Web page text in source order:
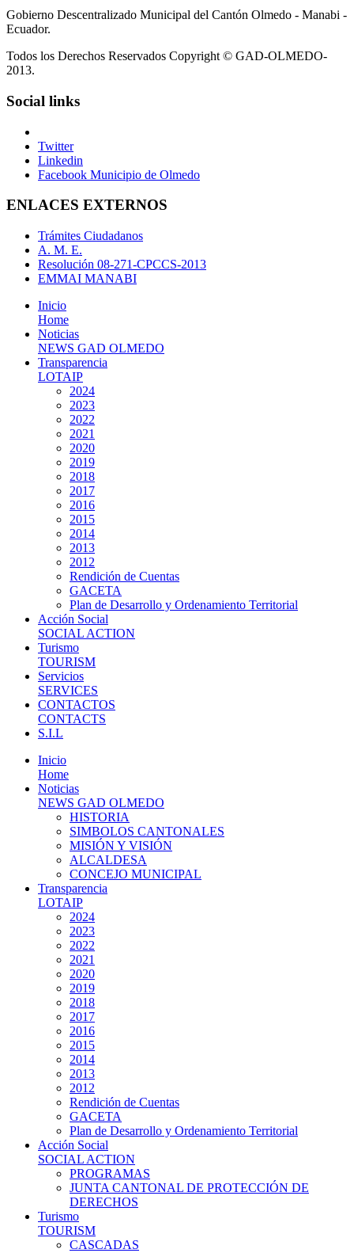
Gobierno Descentralizado Municipal del Cantón Olmedo - Manabi -
Ecuador.
Todos los Derechos Reservados Copyright © GAD-OLMEDO-
2013.
Social links
Twitter
Linkedin
Facebook Municipio de Olmedo
ENLACES EXTERNOS
Trámites Ciudadanos
A. M. E.
Resolución 08-271-CPCCS-2013
EMMAI MANABI
Inicio
Home
Noticias
NEWS GAD OLMEDO
Transparencia
LOTAIP
2024
2023
2022
2021
2020
2019
2018
2017
2016
2015
2014
2013
2012
Rendición de Cuentas
GACETA
Plan de Desarrollo y Ordenamiento Territorial
Acción Social
SOCIAL ACTION
Turismo
TOURISM
Servicios
SERVICES
CONTACTOS
CONTACTS
S.I.L
Inicio
Home
Noticias
NEWS GAD OLMEDO
HISTORIA
SIMBOLOS CANTONALES
MISIÓN Y VISIÓN
ALCALDESA
CONCEJO MUNICIPAL
Transparencia
LOTAIP
2024
2023
2022
2021
2020
2019
2018
2017
2016
2015
2014
2013
2012
Rendición de Cuentas
GACETA
Plan de Desarrollo y Ordenamiento Territorial
Acción Social
SOCIAL ACTION
PROGRAMAS
JUNTA CANTONAL DE PROTECCIÓN DE
DERECHOS
Turismo
TOURISM
CASCADAS